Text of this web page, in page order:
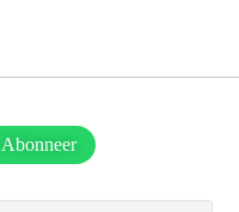
Abonneer